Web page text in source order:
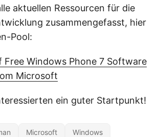
aktuellen Ressourcen für die
zusammengefasst, hier
Pool:
Free Windows Phone 7 Software
Microsoft
ein guter Startpunkt!
Microsoft Windows